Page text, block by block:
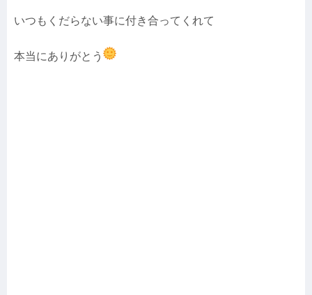
いつもくだらない事に付き合ってくれて
本当にありがとう